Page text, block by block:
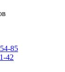
85
42